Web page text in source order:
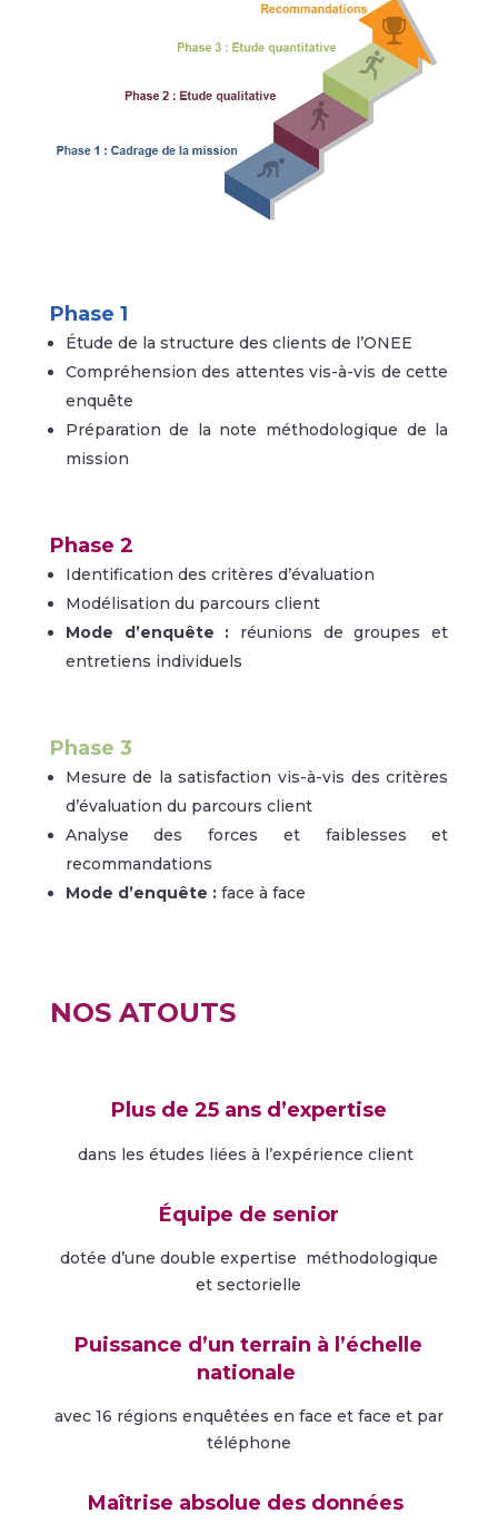
Phase 1
Étude de la structure des clients de l’ONEE
Compréhension des attentes vis-à-vis de cette
enquête
Préparation de la note méthodologique de la
mission
Phase 2
Identification des critères d’évaluation
Modélisation du parcours client
Mode d’enquête : réunions de groupes et
entretiens individuels
Phase 3
Mesure de la satisfaction vis-à-vis des critères
d’évaluation du parcours client
Analyse des forces et faiblesses et
recommandations
Mode d’enquête : face à face
NOS ATOUTS
Plus de 25 ans d’expertise
dans les études liées à l’expérience client
Équipe de senior
dotée d’une double expertise méthodologique
et sectorielle
Puissance d’un terrain à l’échelle
nationale
avec 16 régions enquêtées en face et face et par
téléphone
Maîtrise absolue des données